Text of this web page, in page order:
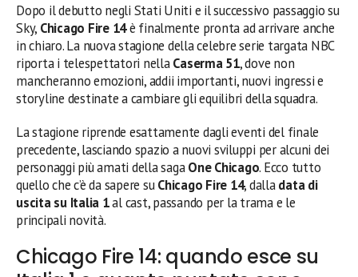
Dopo il debutto negli Stati Uniti e il successivo passaggio su
Sky, Chicago Fire 14è finalmente pronta ad arrivare anche
in chiaro. La nuova stagione della celebre serie targata NBC
riporta i telespettatori nellaCaserma 51, dove non
mancheranno emozioni, addii importanti, nuovi ingressi e
storyline destinate a cambiare gli equilibri della squadra.
La stagione riprende esattamente dagli eventi del finale
precedente, lasciando spazio a nuovi sviluppi per alcuni dei
personaggi più amati della sagaOne Chicago. Ecco tutto
quello che c’è da sapere suChicago Fire 14, dalladata di
uscita su Italia 1al cast, passando per la trama e le
principali novità.
Chicago Fire 14: quando esce su